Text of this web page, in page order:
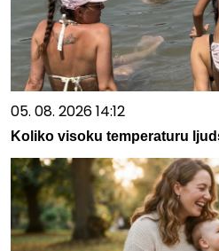
05. 08. 2026 14:12
Koliko visoku temperaturu